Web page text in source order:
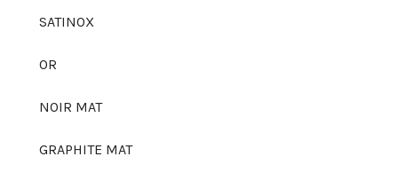
SATINOX
OR
NOIR MAT
GRAPHITE MAT